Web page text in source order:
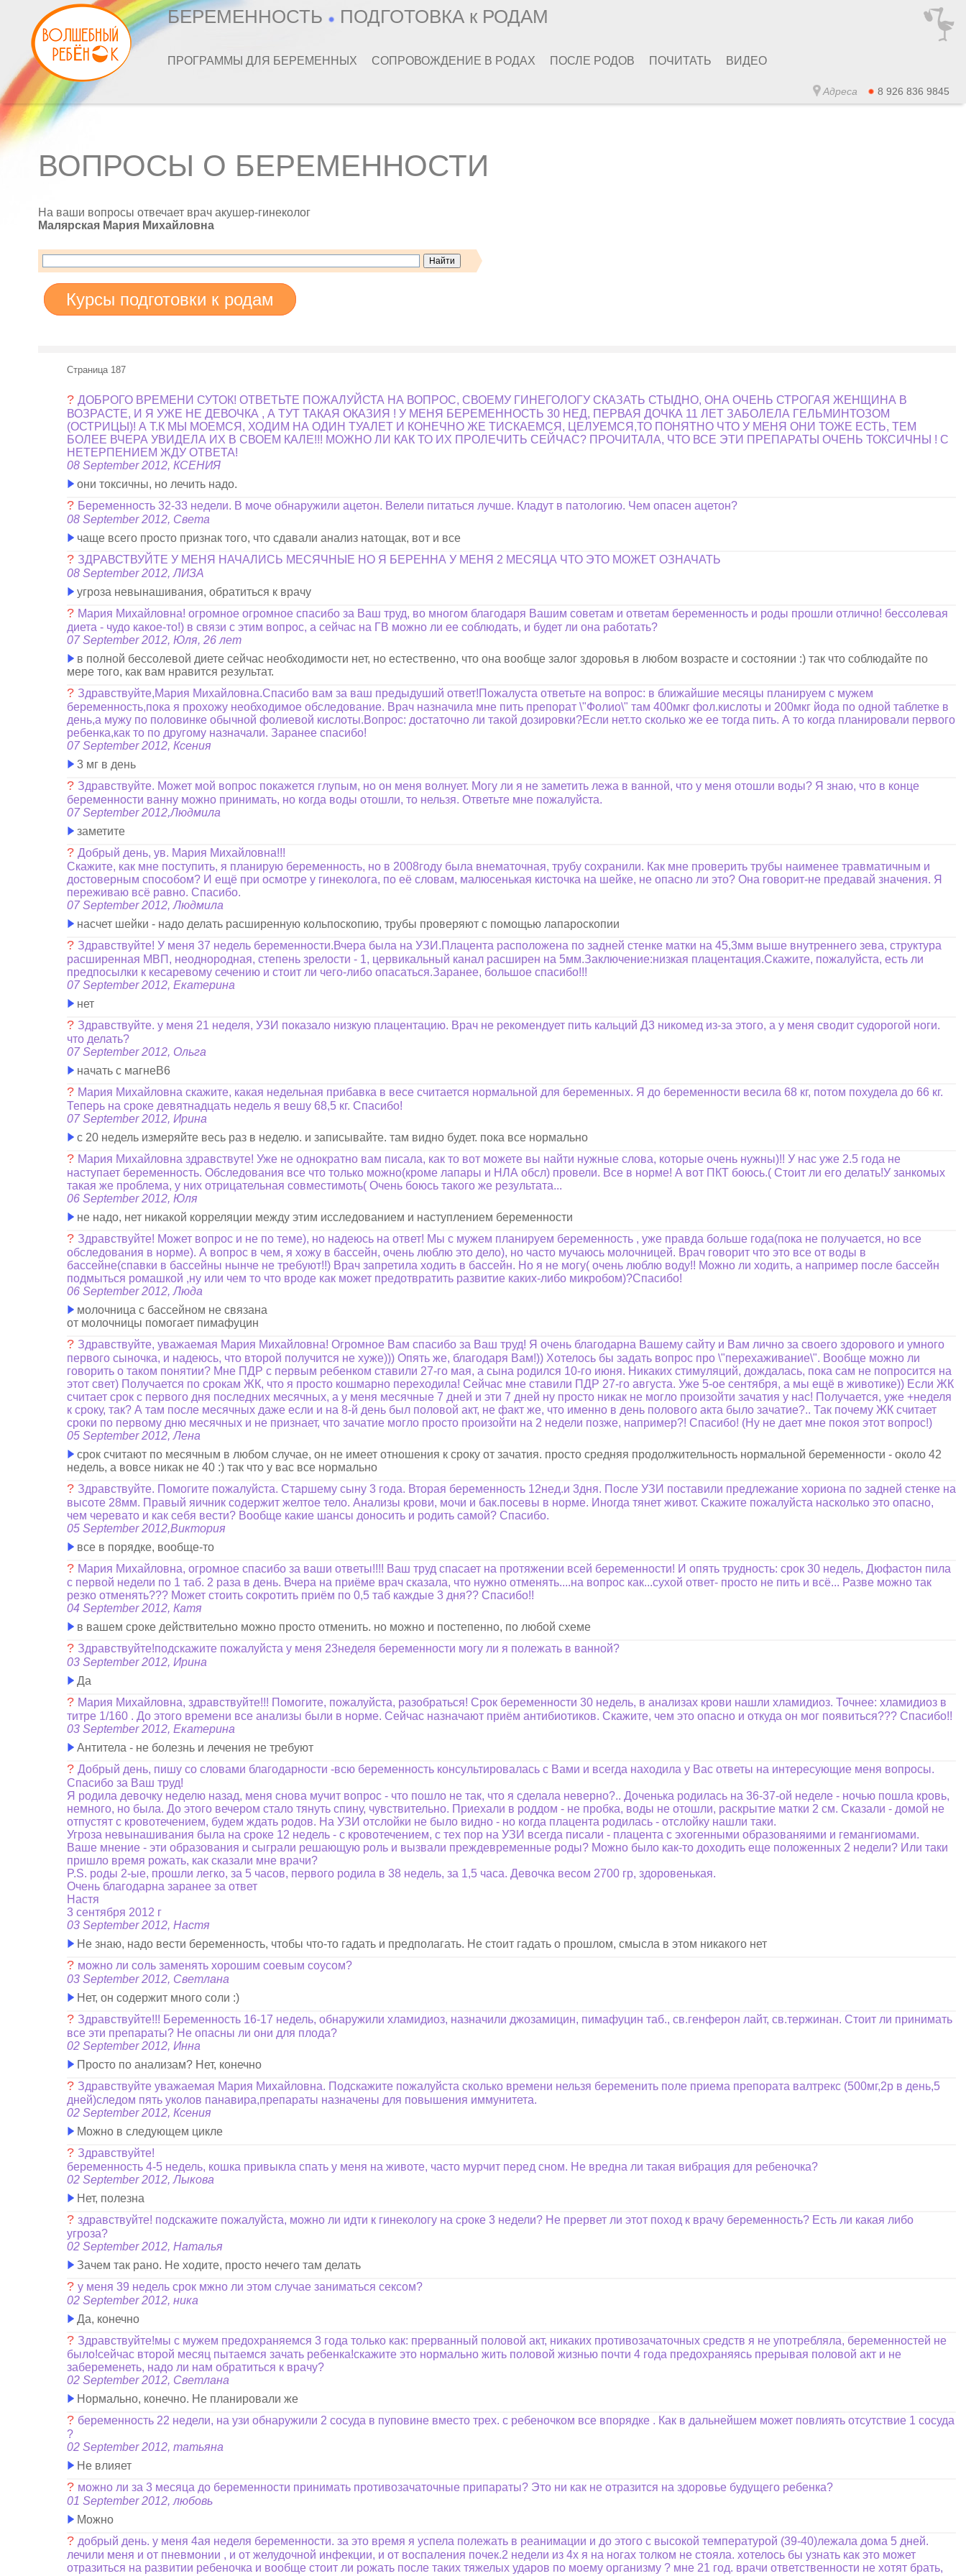
БЕРЕМЕННОСТЬ ПОДГОТОВКА к РОДАМ
ПРОГРАММЫ ДЛЯ БЕРЕМЕННЫХ СОПРОВОЖДЕНИЕ В РОДАХ ПОСЛЕ РОДОВ ПОЧИТАТЬ ВИДЕО
Адреса 8 926 836 9845
ВОПРОСЫ О БЕРЕМЕННОСТИ
На ваши вопросы отвечает врач акушер-гинеколог
Малярская Мария Михайловна
Курсы подготовки к родам
Страница 187
?ДОБРОГО ВРЕМЕНИ СУТОК! ОТВЕТЬТЕ ПОЖАЛУЙСТА НА ВОПРОС, СВОЕМУ ГИНЕГОЛОГУ СКАЗАТЬ СТЫДНО, ОНА ОЧЕНЬ СТРОГАЯ ЖЕНЩИНА В
ВОЗРАСТЕ, И Я УЖЕ НЕ ДЕВОЧКА , А ТУТ ТАКАЯ ОКАЗИЯ ! У МЕНЯ БЕРЕМЕННОСТЬ 30 НЕД, ПЕРВАЯ ДОЧКА 11 ЛЕТ ЗАБОЛЕЛА ГЕЛЬМИНТОЗОМ
(ОСТРИЦЫ)! А Т.К МЫ МОЕМСЯ, ХОДИМ НА ОДИН ТУАЛЕТ И КОНЕЧНО ЖЕ ТИСКАЕМСЯ, ЦЕЛУЕМСЯ,ТО ПОНЯТНО ЧТО У МЕНЯ ОНИ ТОЖЕ ЕСТЬ, ТЕМ
БОЛЕЕ ВЧЕРА УВИДЕЛА ИХ В СВОЕМ КАЛЕ!!! МОЖНО ЛИ КАК ТО ИХ ПРОЛЕЧИТЬ СЕЙЧАС? ПРОЧИТАЛА, ЧТО ВСЕ ЭТИ ПРЕПАРАТЫ ОЧЕНЬ ТОКСИЧНЫ ! С
НЕТЕРПЕНИЕМ ЖДУ ОТВЕТА!
08 September 2012, КСЕНИЯ
они токсичны, но лечить надо.
? Беременность 32-33 недели. В моче обнаружили ацетон. Велели питаться лучше. Кладут в патологию. Чем опасен ацетон?
08 September 2012, Света
чаще всего просто признак того, что сдавали анализ натощак, вот и все
? ЗДРАВСТВУЙТЕ У МЕНЯ НАЧАЛИСЬ МЕСЯЧНЫЕ НО Я БЕРЕННА У МЕНЯ 2 МЕСЯЦА ЧТО ЭТО МОЖЕТ ОЗНАЧАТЬ
08 September 2012, ЛИЗА
угроза невынашивания, обратиться к врачу
? Мария Михайловна! огромное огромное спасибо за Ваш труд, во многом благодаря Вашим советам и ответам беременность и роды прошли отлично! бессолевая
диета - чудо какое-то!) в связи с этим вопрос, а сейчас на ГВ можно ли ее соблюдать, и будет ли она работать?
07 September 2012, Юля, 26 лет
в полной бессолевой диете сейчас необходимости нет, но естественно, что она вообще залог здоровья в любом возрасте и состоянии :) так что соблюдайте по
мере того, как вам нравится результат.
? Здравствуйте,Мария Михайловна.Спасибо вам за ваш предыдуший ответ!Пожалуста ответьте на вопрос: в ближайшие месяцы планируем с мужем
беременность,пока я прохожу необходимое обследование. Врач назначила мне пить препорат \"Фолио\" там 400мкг фол.кислоты и 200мкг йода по одной таблетке в
день,а мужу по половинке обычной фолиевой кислоты.Вопрос: достаточно ли такой дозировки?Если нет.то сколько же ее тогда пить. А то когда планировали первого
ребенка,как то по другому назначали. Заранее спасибо!
07 September 2012, Ксения
3 мг в день
? Здравствуйте. Может мой вопрос покажется глупым, но он меня волнует. Могу ли я не заметить лежа в ванной, что у меня отошли воды? Я знаю, что в конце
беременности ванну можно принимать, но когда воды отошли, то нельзя. Ответьте мне пожалуйста.
07 September 2012,Людмила
заметите
?Добрый день, ув. Мария Михайловна!!!
Скажите, как мне поступить, я планирую беременность, но в 2008году была внематочная, трубу сохранили. Как мне проверить трубы наименее травматичным и
достоверным способом? И ещё при осмотре у гинеколога, по её словам, малюсенькая кисточка на шейке, не опасно ли это? Она говорит-не предавай значения. Я
переживаю всё равно. Спасибо.
07 September 2012, Людмила
насчет шейки - надо делать расширенную кольпоскопию, трубы проверяют с помощью лапароскопии
? Здравствуйте! У меня 37 недель беременности.Вчера была на УЗИ.Плацента расположена по задней стенке матки на 45,3мм выше внутреннего зева, структура
расширенная МВП, неоднородная, степень зрелости - 1, цервикальный канал расширен на 5мм.Заключение:низкая плацентация.Скажите, пожалуйста, есть ли
предпосылки к кесаревому сечению и стоит ли чего-либо опасаться.Заранее, большое спасибо!!!
07 September 2012, Екатерина
нет
? Здравствуйте. у меня 21 неделя, УЗИ показало низкую плацентацию. Врач не рекомендует пить кальций Д3 никомед из-за этого, а у меня сводит судорогой ноги.
что делать?
07 September 2012, Ольга
начать с магнеВ6
? Мария Михайловна скажите, какая недельная прибавка в весе считается нормальной для беременных. Я до беременности весила 68 кг, потом похудела до 66 кг.
Теперь на сроке девятнадцать недель я вешу 68,5 кг. Спасибо!
07 September 2012, Ирина
с 20 недель измеряйте весь раз в неделю. и записывайте. там видно будет. пока все нормально
? Мария Михайловна здравствуте! Уже не однократно вам писала, как то вот можете вы найти нужные слова, которые очень нужны)!! У нас уже 2.5 года не
наступает беременность. Обследования все что только можно(кроме лапары и НЛА обсл) провели. Все в норме! А вот ПКТ боюсь.( Стоит ли его делать!У занкомых
такая же проблема, у них отрицательная совместимоть( Очень боюсь такого же результата...
06 September 2012, Юля
не надо, нет никакой корреляции между этим исследованием и наступлением беременности
? Здравствуйте! Может вопрос и не по теме), но надеюсь на ответ! Мы с мужем планируем беременность , уже правда больше года(пока не получается, но все
обследования в норме). А вопрос в чем, я хожу в бассейн, очень люблю это дело), но часто мучаюсь молочницей. Врач говорит что это все от воды в
бассейне(спавки в бассейны нынче не требуют!!) Врач запретила ходить в бассейн. Но я не могу( очень люблю воду!! Можно ли ходить, а например после бассейн
подмыться ромашкой ,ну или чем то что вроде как может предотвратить развитие каких-либо микробом)?Спасибо!
06 September 2012, Люда
молочница с бассейном не связана
от молочницы помогает пимафуцин
? Здравствуйте, уважаемая Мария Михайловна! Огромное Вам спасибо за Ваш труд! Я очень благодарна Вашему сайту и Вам лично за своего здорового и умного
первого сыночка, и надеюсь, что второй получится не хуже))) Опять же, благодаря Вам!)) Хотелось бы задать вопрос про \"перехаживание\". Вообще можно ли
говорить о таком понятии? Мне ПДР с первым ребенком ставили 27-го мая, а сына родился 10-го июня. Никаких стимуляций, дождалась, пока сам не попросится на
этот свет) Получается по срокам ЖК, что я просто кошмарно переходила! Сейчас мне ставили ПДР 27-го августа. Уже 5-ое сентября, а мы ещё в животике)) Если ЖК
считает срок с первого дня последних месячных, а у меня месячные 7 дней и эти 7 дней ну просто никак не могло произойти зачатия у нас! Получается, уже +неделя
к сроку, так? А там после месячных даже если и на 8-й день был половой акт, не факт же, что именно в день полового акта было зачатие?.. Так почему ЖК считает
сроки по первому дню месячных и не признает, что зачатие могло просто произойти на 2 недели позже, например?! Спасибо! (Ну не дает мне покоя этот вопрос!)
05 September 2012, Лена
срок считают по месячным в любом случае, он не имеет отношения к сроку от зачатия. просто средняя продолжительность нормальной беременности - около 42
недель, а вовсе никак не 40 :) так что у вас все нормально
? Здравствуйте. Помогите пожалуйста. Старшему сыну 3 года. Вторая беременность 12нед.и 3дня. После УЗИ поставили предлежание хориона по задней стенке на
высоте 28мм. Правый яичник содержит желтое тело. Анализы крови, мочи и бак.посевы в норме. Иногда тянет живот. Скажите пожалуйста насколько это опасно,
чем черевато и как себя вести? Вообще какие шансы доносить и родить самой? Спасибо.
05 September 2012,Виктория
все в порядке, вообще-то
? Мария Михайловна, огромное спасибо за ваши ответы!!!! Ваш труд спасает на протяжении всей беременности! И опять трудность: срок 30 недель, Дюфастон пила
с первой недели по 1 таб. 2 раза в день. Вчера на приёме врач сказала, что нужно отменять....на вопрос как...сухой ответ- просто не пить и всё... Разве можно так
резко отменять??? Может стоить сокротить приём по 0,5 таб каждые 3 дня?? Спасибо!!
04 September 2012, Катя
в вашем сроке действительно можно просто отменить. но можно и постепенно, по любой схеме
? Здравствуйте!подскажите пожалуйста у меня 23неделя беременности могу ли я полежать в ванной?
03 September 2012, Ирина
Да
? Мария Михайловна, здравствуйте!!! Помогите, пожалуйста, разобраться! Срок беременности 30 недель, в анализах крови нашли хламидиоз. Точнее: хламидиоз в
титре 1/160 . До этого времени все анализы были в норме. Сейчас назначают приём антибиотиков. Скажите, чем это опасно и откуда он мог появиться??? Спасибо!!
03 September 2012, Екатерина
Антитела - не болезнь и лечения не требуют
?Добрый день, пишу со словами благодарности -всю беременность консультировалась с Вами и всегда находила у Вас ответы на интересующие меня вопросы.
Спасибо за Ваш труд!
Я родила девочку неделю назад, меня снова мучит вопрос - что пошло не так, что я сделала неверно?.. Доченька родилась на 36-37-ой неделе - ночью пошла кровь,
немного, но была. До этого вечером стало тянуть спину, чувствительно. Приехали в роддом - не пробка, воды не отошли, раскрытие матки 2 см. Сказали - домой не
отпустят с кровотечением, будем ждать родов. На УЗИ отслойки не было видно - но когда плацента родилась - отслойку нашли таки.
Угроза невынашивания была на сроке 12 недель - с кровотечением, с тех пор на УЗИ всегда писали - плацента с эхогенными образованяими и гемангиомами.
Ваше мнение - эти образования и сыграли решающую роль и вызвали преждевременные роды? Можно было как-то доходить еще положенных 2 недели? Или таки
пришло время рожать, как сказали мне врачи?
P.S. роды 2-ые, прошли легко, за 5 часов, первого родила в 38 недель, за 1,5 часа. Девочка весом 2700 гр, здоровенькая.
Очень благодарна заранее за ответ
Настя
3 сентября 2012 г
03 September 2012, Настя
Не знаю, надо вести беременность, чтобы что-то гадать и предполагать. Не стоит гадать о прошлом, смысла в этом никакого нет
? можно ли соль заменять хорошим соевым соусом?
03 September 2012, Светлана
Нет, он содержит много соли :)
? Здравствуйте!!! Беременность 16-17 недель, обнаружили хламидиоз, назначили джозамицин, пимафуцин таб., св.генферон лайт, св.тержинан. Стоит ли принимать
все эти препараты? Не опасны ли они для плода?
02 September 2012, Инна
Просто по анализам? Нет, конечно
? Здравствуйте уважаемая Мария Михайловна. Подскажите пожалуйста сколько времени нельзя беременить поле приема препората валтрекс (500мг,2р в день,5
дней)следом пять уколов панавира,препараты назначены для повышения иммунитета.
02 September 2012, Ксения
Можно в следующем цикле
? Здравствуйте!
беременность 4-5 недель, кошка привыкла спать у меня на животе, часто мурчит перед сном. Не вредна ли такая вибрация для ребеночка?
02 September 2012, Лыкова
Нет, полезна
?здравствуйте! подскажите пожалуйста, можно ли идти к гинекологу на сроке 3 недели? Не прервет ли этот поход к врачу беременность? Есть ли какая либо
угроза?
02 September 2012, Наталья
Зачем так рано. Не ходите, просто нечего там делать
?у меня 39 недель срок мжно ли этом случае заниматься сексом?
02 September 2012, ника
Да, конечно
? Здравствуйте!мы с мужем предохраняемся 3 года только как: прерванный половой акт, никаких противозачаточных средств я не употребляла, беременностей не
было!сейчас второй месяц пытаемся зачать ребенка!скажите это нормально жить половой жизнью почти 4 года предохраняясь прерывая половой акт и не
забеременеть, надо ли нам обратиться к врачу?
02 September 2012, Светлана
Нормально, конечно. Не планировали же
? беременность 22 недели, на узи обнаружили 2 сосуда в пуповине вместо трех. с ребеночком все впорядке . Как в дальнейшем может повлиять отсутствие 1 сосуда
?
02 September 2012, татьяна
Не влияет
? можно ли за 3 месяца до беременности принимать противозачаточные припараты? Это ни как не отразится на здоровье будущего ребенка?
01 September 2012, любовь
Можно
?добрый день. у меня 4ая неделя беременности. за это время я успела полежать в реанимации и до этого с высокой температурой (39-40)лежала дома 5 дней.
лечили меня и от пневмонии , и от желудочной инфекции, и от воспаления почек.2 недели из 4х я на ногах толком не стояла. хотелось бы узнать как это может
отразиться на развитии ребеночка и вообще стоит ли рожать после таких тяжелых ударов по моему организму ? мне 21 год. врачи ответственности не хотят брать,